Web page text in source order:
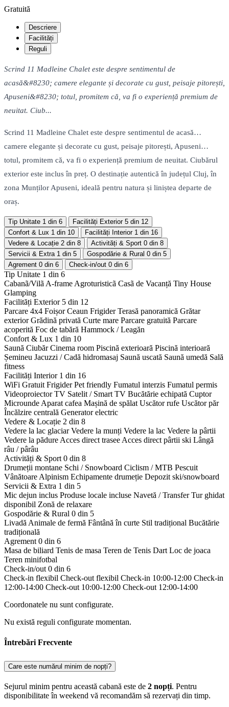
Gratuită
Descriere
Facilități
Reguli
Scrind 11 Madleine Chalet este despre sentimentul de
acasă&#8230; camere elegante și decorate cu gust, peisaje pitorești,
Apuseni&#8230; totul, promitem că, va fi o experiență premium de
neuitat. Ciub...
Scrind 11 Madleine Chalet este despre sentimentul de acasă…
camere elegante și decorate cu gust, peisaje pitorești, Apuseni…
totul, promitem că, va fi o experiență premium de neuitat. Ciubărul
exterior este inclus în preț. O destinație autentică în județul Cluj, în
zona Munților Apuseni, ideală pentru natura și liniștea departe de
oraș.
Tip Unitate 1 din 6 Facilități Exterior 5 din 12
Confort & Lux 1 din 10 Facilități Interior 1 din 16
Vedere & Locație 2 din 8 Activități & Sport 0 din 8
Servicii & Extra 1 din 5 Gospodărie & Rural 0 din 5
Agrement 0 din 6 Check-in/out 0 din 6
Tip Unitate 1 din 6
Cabanã/Vilã A-frame Agroturisticã Casã de Vacanță Tiny House
Glamping
Facilități Exterior 5 din 12
Parcare 4x4 Foișor Ceaun Frigider Terasă panoramică Grătar
exterior Grădină privată Curte mare Parcare gratuită Parcare
acoperită Foc de tabără Hammock / Leagăn
Confort & Lux 1 din 10
Saună Ciubăr Cinema room Piscină exterioară Piscină interioară
Șemineu Jacuzzi / Cadă hidromasaj Saună uscată Saună umedă Sală
fitness
Facilități Interior 1 din 16
WiFi Gratuit Frigider Pet friendly Fumatul interzis Fumatul permis
Videoproiector TV Satelit / Smart TV Bucătărie echipată Cuptor
Microunde Aparat cafea Mașină de spălat Uscător rufe Uscător păr
Încălzire centrală Generator electric
Vedere & Locație 2 din 8
Vedere la lac glaciar Vedere la munți Vedere la lac Vedere la pârtii
Vedere la pădure Acces direct trasee Acces direct pârtii ski Lângă
râu / pârâu
Activități & Sport 0 din 8
Drumeții montane Schi / Snowboard Ciclism / MTB Pescuit
Vânătoare Alpinism Echipamente drumeție Depozit ski/snowboard
Servicii & Extra 1 din 5
Mic dejun inclus Produse locale incluse Navetă / Transfer Tur ghidat
disponibil Zonă de relaxare
Gospodărie & Rural 0 din 5
Livadă Animale de fermă Fântână în curte Stil tradițional Bucătărie
tradițională
Agrement 0 din 6
Masa de biliard Tenis de masa Teren de Tenis Dart Loc de joaca
Teren minifotbal
Check-in/out 0 din 6
Check-in flexibil Check-out flexibil Check-in 10:00-12:00 Check-in
12:00-14:00 Check-out 10:00-12:00 Check-out 12:00-14:00
Coordonatele nu sunt configurate.
Nu există reguli configurate momentan.
Întrebări Frecvente
Care este numărul minim de nopți?
Sejurul minim pentru această cabană este de 2 nopți. Pentru
disponibilitate în weekend vă recomandăm să rezervați din timp.